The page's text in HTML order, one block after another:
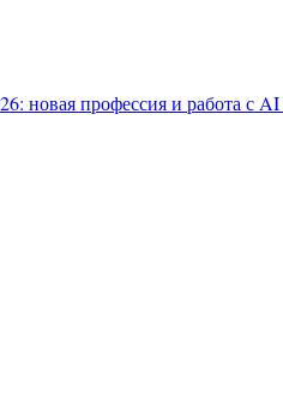
новая профессия и работа с AI